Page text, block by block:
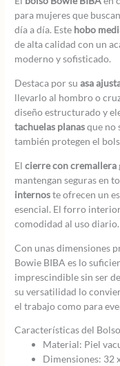
para mujeres que
día a día. Este hobo
de alta calidad con un
moderno y sofisticado.
Destaca por suasa
llevarlo al hombro o
diseño estructurado y
tachuelas planasque no
también protegen el
Elcierre con cremallera
mantengan seguras en
internoste ofrecen un
esencial. El forro
comodidad al uso diario.
Con unas dimensiones
Bowie BIBA es lo
imprescindible sin ser
su versatilidad lo
el trabajo como para
Características del
Material: Piel
Dimensiones: 32